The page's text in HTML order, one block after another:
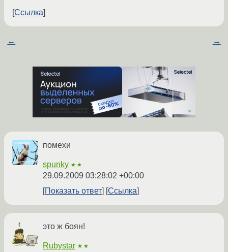
Ссылка
← →
помехи
spunky ★★
29.09.2009 03:28:02 +00:00
Показать ответ
Ссылка
это ж боян!
Rubystar ★★